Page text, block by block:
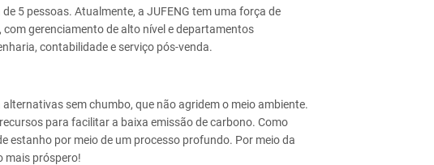
5 pessoas. Atualmente, a JUFENG tem uma força de
gerenciamento de alto nível e departamentos
contabilidade e serviço pós-venda.
sem chumbo, que não agridem o meio ambiente.
para facilitar a baixa emissão de carbono. Como
estanho por meio de um processo profundo. Por meio da
mais próspero!